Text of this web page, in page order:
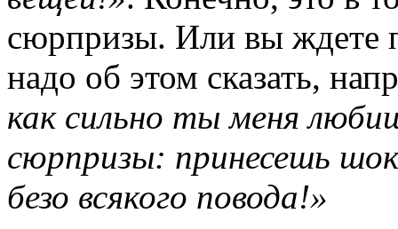
сюрпризы. Или вы ждете
надо об этом сказать,
как сильно ты меня
сюрпризы: принесешь
безо всякого повода!»